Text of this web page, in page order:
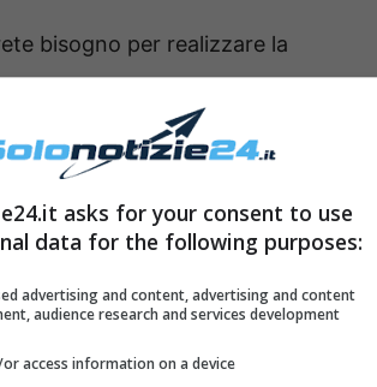
bisogno per realizzare la
asks for your consent to use
data for the following purposes:
advertising and content, advertising and content
audience research and services development
access information on a device